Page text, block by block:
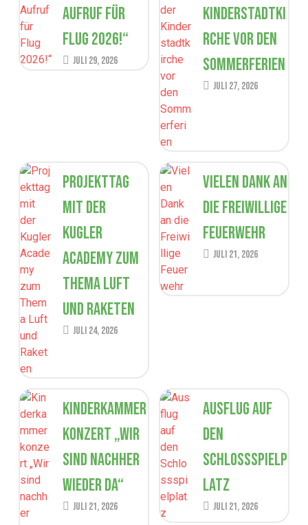
Aufruf für
Flug 2026!“
Juli 29, 2026
Kinderstadtki
rche vor den
Sommerferien
Juli 27, 2026
Projekttag
mit der
Kugler
Academy zum
Thema Luft
und Raketen
Juli 24, 2026
Vielen Dank an
die Freiwillige
Feuerwehr
Juli 21, 2026
Kinderkammer
konzert „Wir
sind nachher
wieder da“
Juli 21, 2026
Ausflug auf
den
Schlossspielp
latz
Juli 21, 2026